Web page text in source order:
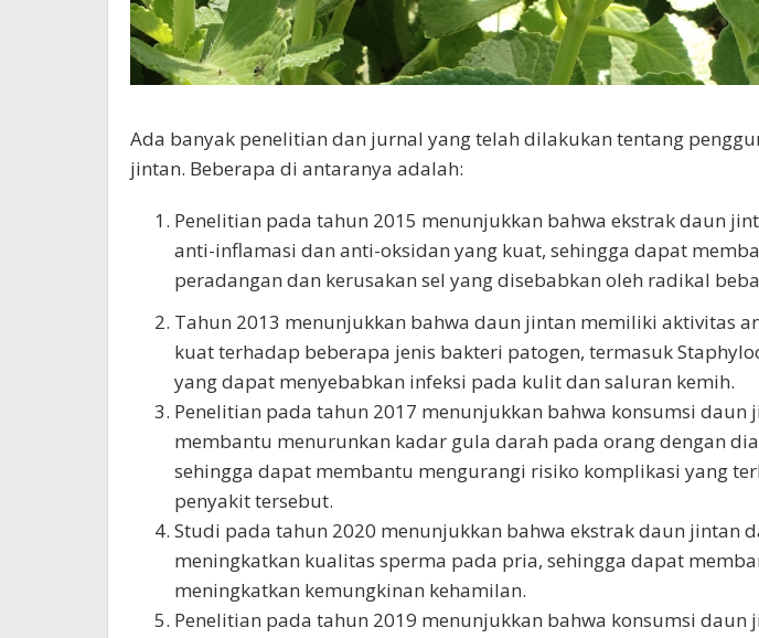
Ada banyak penelitian dan jurnal yang telah dilakukan tentang
jintan. Beberapa di antaranya adalah:
Penelitian pada tahun 2015 menunjukkan bahwa ekstrak daun
anti-inflamasi dan anti-oksidan yang kuat, sehingga dapat
peradangan dan kerusakan sel yang disebabkan oleh radikal
Tahun 2013 menunjukkan bahwa daun jintan memiliki aktivitas
kuat terhadap beberapa jenis bakteri patogen, termasuk
yang dapat menyebabkan infeksi pada kulit dan saluran kemih.
Penelitian pada tahun 2017 menunjukkan bahwa konsumsi daun
membantu menurunkan kadar gula darah pada orang dengan
sehingga dapat membantu mengurangi risiko komplikasi yang
penyakit tersebut.
Studi pada tahun 2020 menunjukkan bahwa ekstrak daun jintan
meningkatkan kualitas sperma pada pria, sehingga dapat
meningkatkan kemungkinan kehamilan.
Penelitian pada tahun 2019 menunjukkan bahwa konsumsi daun